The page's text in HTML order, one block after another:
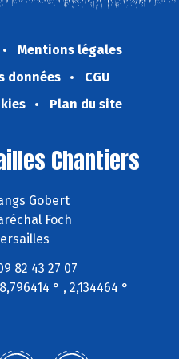
Mentions légales
données
CGU
Plan du site
Chantiers
Gobert
Foch
82 43 27 07
° , 2,134464 °